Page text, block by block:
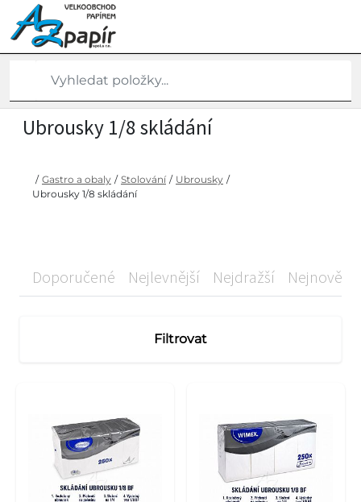
Ubrousky 1/8 skládání
/ Gastro a obaly / Stolování / Ubrousky /
Ubrousky 1/8 skládání
Doporučené Nejlevnější Nejdražší Nejnovější
Filtrovat